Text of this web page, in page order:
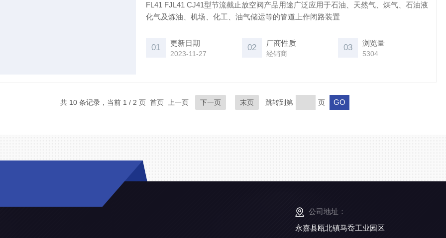
FL41 FJL41 CJ41型节流截止放空阀产品用途广泛应用于石油、天然气、煤气、石油液
化气及炼油、机场、化工、油气储运等的管道上作闭路装置
01 更新日期
2023-11-27
02 厂商性质
经销商
03 浏览量
5304
共 10 条记录，当前 1 / 2 页 首页 上一页 下一页 末页 跳转到第 页
公司地址：
永嘉县瓯北镇马岙工业园区